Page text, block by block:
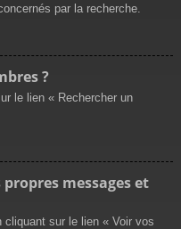
par la recherche.
?
le lien « Rechercher un
messages et
sur le lien « Voir vos